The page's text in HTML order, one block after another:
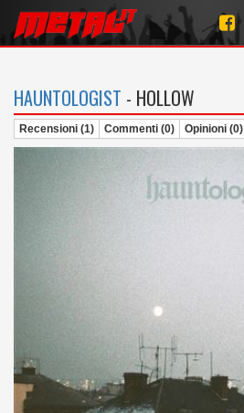
HAUNTOLOGIST - HOLLOW
Recensioni (1) Commenti (0) Opinioni (0)